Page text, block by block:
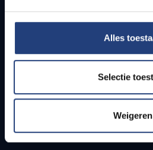
Alles
Selectie
Weigeren
Students
PhD students
Teachers and secondary
Working students